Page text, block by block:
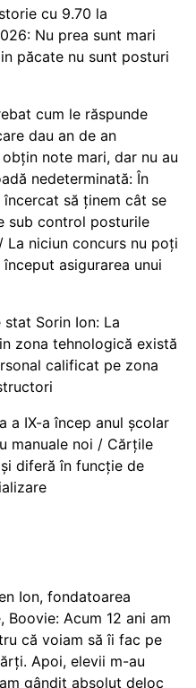
cu 9.70 la
Nu prea sunt mari
păcate nu sunt posturi
cum le răspunde
dau an de an
note mari, dar nu au
nedeterminată: În
încercat să ținem cât se
sub control posturile
La niciun concurs nu poți
asigurarea unui
stat Sorin Ion: La
zona tehnologică există
calificat pe zona
a IX-a încep anul școlar
manuale noi / Cărțile
diferă în funcție de
Ion, fondatoarea
Acum 12 ani am
că voiam să îi fac pe
Apoi, elevii m-au
gândit absolut deloc